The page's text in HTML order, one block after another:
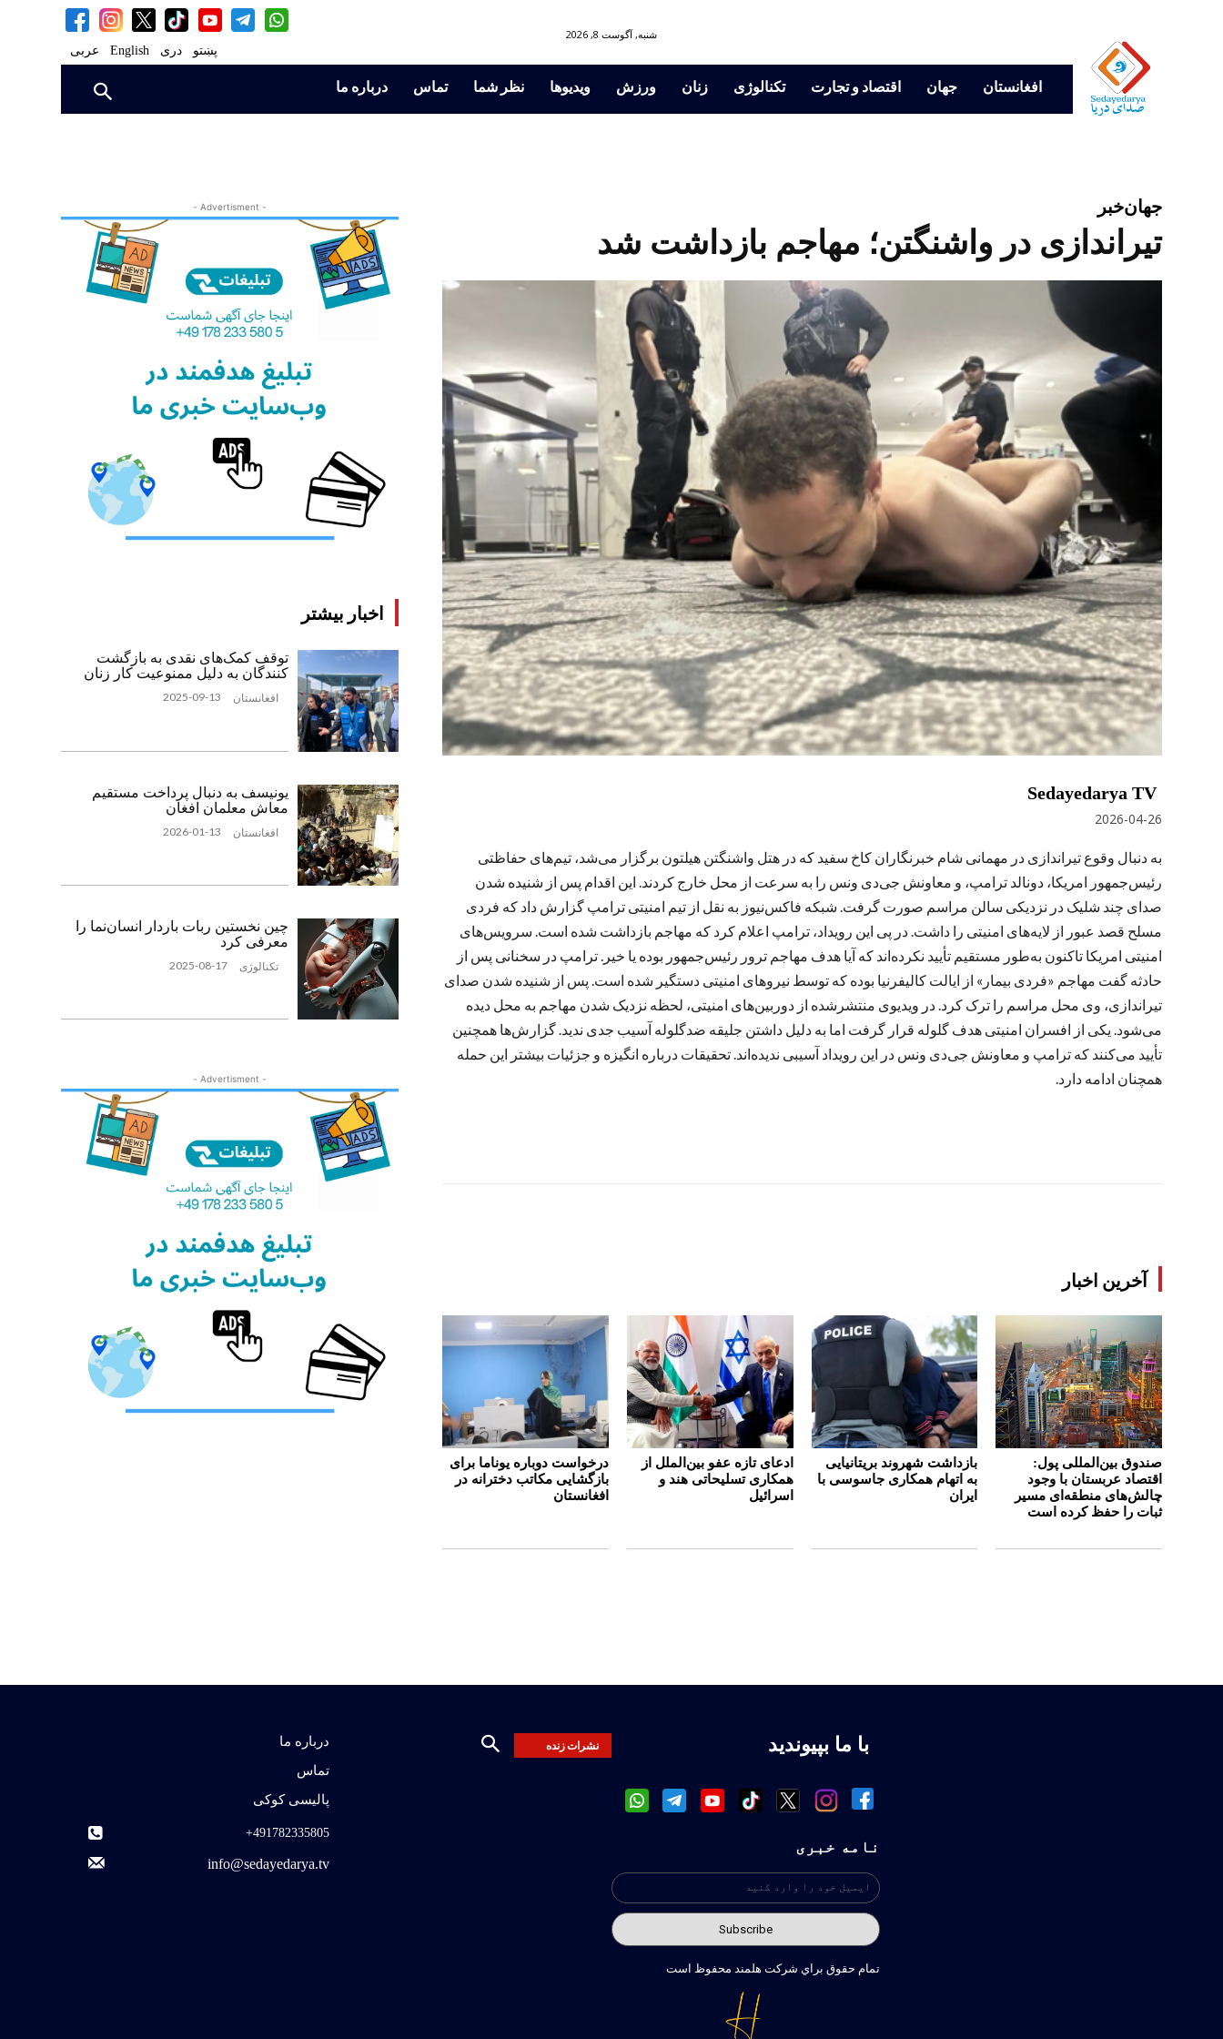
پښتو دری English عربی
شنبه, آگوست 8, 2026
افغانستان جهان اقتصاد و تجارت تکنالوژی زنان ورزش ویدیوها نظر شما تماس درباره ما
- Advertisment -
اخبار بیشتر
توقف کمک‌های نقدی به بازگشت
‌کنندگان به دلیل ممنوعیت کار زنان
افغانستان 2025-09-13
یونیسف به دنبال پرداخت مستقیم
معاش معلمان افغان
افغانستان 2026-01-13
چین نخستین ربات باردار انسان‌نما را
معرفی کرد
تکنالوژی 2025-08-17
- Advertisment -
جهانخبر
تیراندازی در واشنگتن؛ مهاجم بازداشت شد
Sedayedarya TV
2026-04-26
به دنبال وقوع تیراندازی در مهمانی شام خبرنگاران کاخ سفید که در هتل واشنگتن هیلتون برگزار می‌شد، تیم‌های حفاظتی
رئیس‌جمهور امریکا، دونالد ترامپ، و معاونش جی‌دی ونس را به سرعت از محل خارج کردند. این اقدام پس از شنیده شدن
صدای چند شلیک در نزدیکی سالن مراسم صورت گرفت. شبکه فاکس‌نیوز به نقل از تیم امنیتی ترامپ گزارش داد که فردی
مسلح قصد عبور از لایه‌های امنیتی را داشت. در پی این رویداد، ترامپ اعلام کرد که مهاجم بازداشت شده است. سرویس‌های
امنیتی امریکا تاکنون به‌طور مستقیم تأیید نکرده‌اند که آیا هدف مهاجم ترور رئیس‌جمهور بوده یا خیر. ترامپ در سخنانی پس از
حادثه گفت مهاجم «فردی بیمار» از ایالت کالیفرنیا بوده که توسط نیروهای امنیتی دستگیر شده است. پس از شنیده شدن صدای
تیراندازی، وی محل مراسم را ترک کرد. در ویدیوی منتشرشده از دوربین‌های امنیتی، لحظه نزدیک شدن مهاجم به محل دیده
می‌شود. یکی از افسران امنیتی هدف گلوله قرار گرفت اما به دلیل داشتن جلیقه ضدگلوله آسیب جدی ندید. گزارش‌ها همچنین
تأیید می‌کنند که ترامپ و معاونش جی‌دی ونس در این رویداد آسیبی ندیده‌اند. تحقیقات درباره انگیزه و جزئیات بیشتر این حمله
همچنان ادامه دارد.
آخرین اخبار
صندوق بین‌المللی پول:
اقتصاد عربستان با وجود
چالش‌های منطقه‌ای مسیر
ثبات را حفظ کرده است
بازداشت شهروند بریتانیایی
به اتهام همکاری جاسوسی با
ایران
ادعای تازه عفو بین‌الملل از
همکاری تسلیحاتی هند و
اسرائیل
درخواست دوباره یوناما برای
بازگشایی مکاتب دخترانه در
افغانستان
درباره ما
تماس
پالیسی کوکی
491782335805+
info@sedayedarya.tv
نشرات زنده با ما بپیوندید
نامه خبری
تمام حقوق براي شركت هلمند محفوظ است